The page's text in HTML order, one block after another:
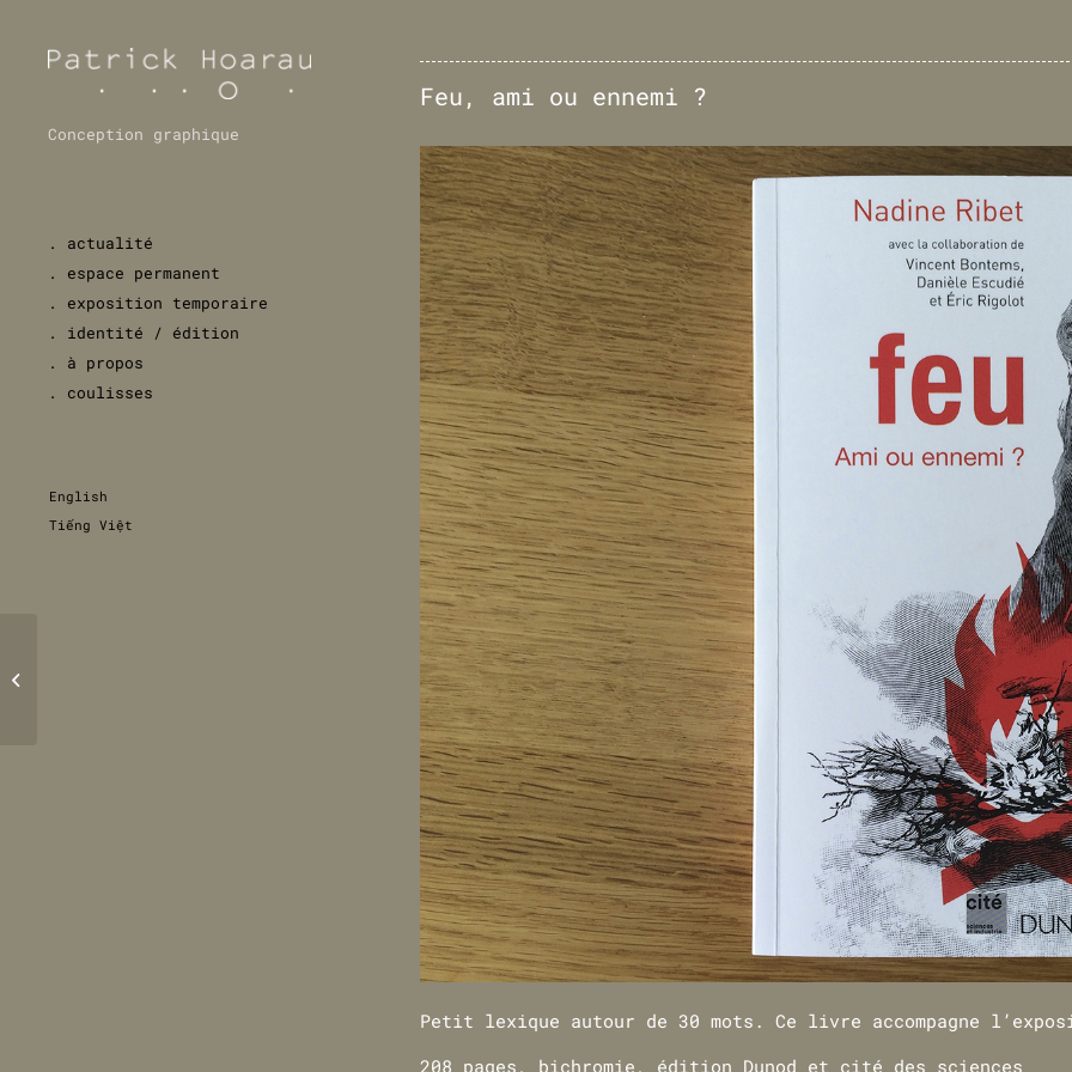
Conception graphique
. actualité
. espace permanent
. exposition temporaire
. identité / édition
. à propos
. coulisses
English
Tiếng Việt
Feu, ami ou ennemi ?
Petit lexique autour de 30 mots. Ce livre accompagne
208 pages, bichromie, édition Dunod et cité des sciences